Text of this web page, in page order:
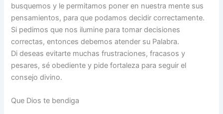
busquemos y le permitamos poner en nuestra mente sus
pensamientos, para que podamos decidir correctamente.
Si pedimos que nos ilumine para tomar decisiones
correctas, entonces debemos atender su Palabra.
Di deseas evitarte muchas frustraciones, fracasos y
pesares, sé obediente y pide fortaleza para seguir el
consejo divino.
Que Dios te bendiga